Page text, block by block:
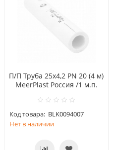
П/П Труба 25х4,2 PN 20 (4 м)
MeerPlast Россия /1 м.п.
Код товара: BLK0094007
Нет в наличии